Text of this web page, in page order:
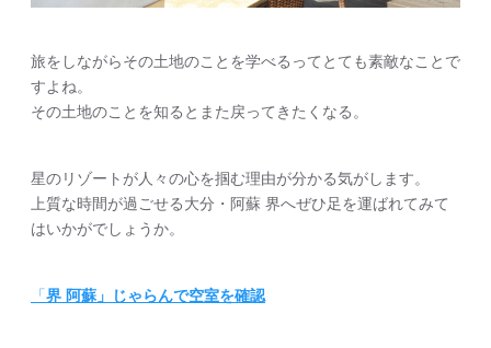
旅をしながらその土地のことを学べるってとても素敵なことで
すよね。
その土地のことを知るとまた戻ってきたくなる。
星のリゾートが人々の心を掴む理由が分かる気がします。
上質な時間が過ごせる大分・阿蘇 界へぜひ足を運ばれてみて
はいかがでしょうか。
「界 阿蘇」じゃらんで空室を確認